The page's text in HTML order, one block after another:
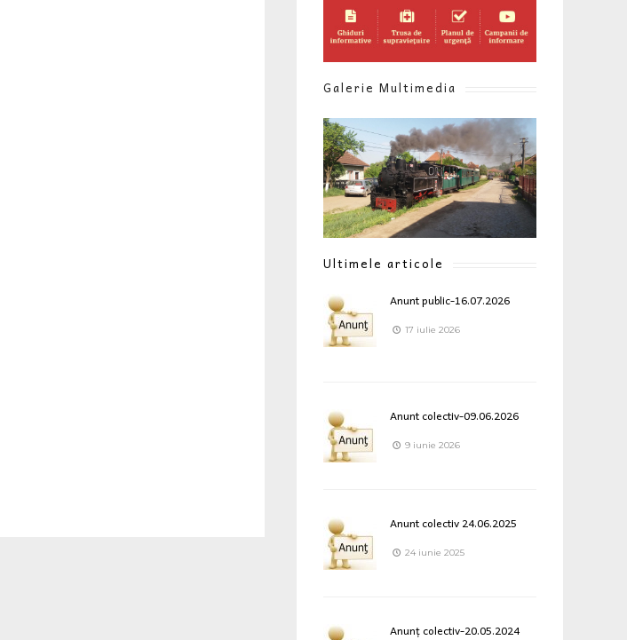
Galerie Multimedia
Ultimele articole
Anunt public-16.07.2026
17 iulie 2026
Anunt colectiv-09.06.2026
9 iunie 2026
Anunt colectiv 24.06.2025
24 iunie 2025
Anunț colectiv-20.05.2024